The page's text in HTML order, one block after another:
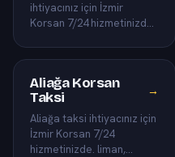
ihtiyacınız için İzmir
Korsan 7/24 hizmetinizde.
Aliağa Korsan
Taksi
→
Aliağa taksi ihtiyacınız için
İzmir Korsan 7/24
hizmetinizde. liman,